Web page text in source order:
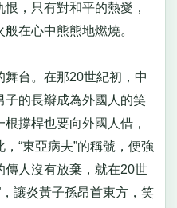
，只有對和平的熱愛，
般在心中熊熊地燃燒。
台。在那20世紀初，中
子的長辮成為外國人的笑
撐桿也要向外國人借，
“東亞病夫”的稱號，便強
傳人沒有放棄，就在20世
讓炎黃子孫昂首東方，笑